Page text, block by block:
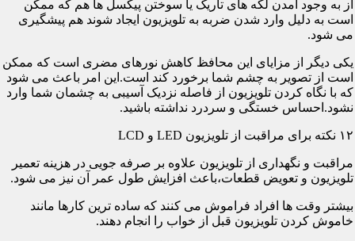
از به وجود آمدن لکه های تاریک یا سوختن پیکسل ها هم که ممکن
است به دلیل وارد شدن ضربه به تلویزیون ایجاد شوند هم پیشگیری
می شود.
یکی دیگر از مزایای این محافظ کاهش نورهای مضری است که ممکن
است از تصویر به چشم شما برخورد کند است.این امر باعث می شود
که با نگاه کردن تلویزیون از فاصله نزدیک آسیبی به چشمان شما وارد
نشود.احساس خستگی و سردرد نداشته باشید.
۱۲ نکته برای مراقبت از تلویزیون LED و LCD
مراقبت و نگهداری از تلویزیون علاوه بر صرفه جویی در هزینه تعمیر
تلویزیون و تعویض قطعات،باعث افزایش طول عمر آن نیز می شود.
بیشتر وقت ها افراد فراموش می کنند که ساده ترین کارها مانند
خاموش کردن تلویزیون قبل از خواب را انجام دهند.